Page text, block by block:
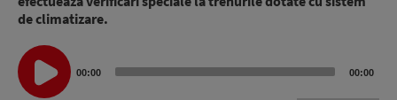
de climatizare.
Audio
Player
00:00 00:00